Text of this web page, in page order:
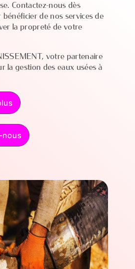
Contactez-nous dès
de nos services de
la propreté de votre
votre partenaire
la gestion des eaux usées à
nous